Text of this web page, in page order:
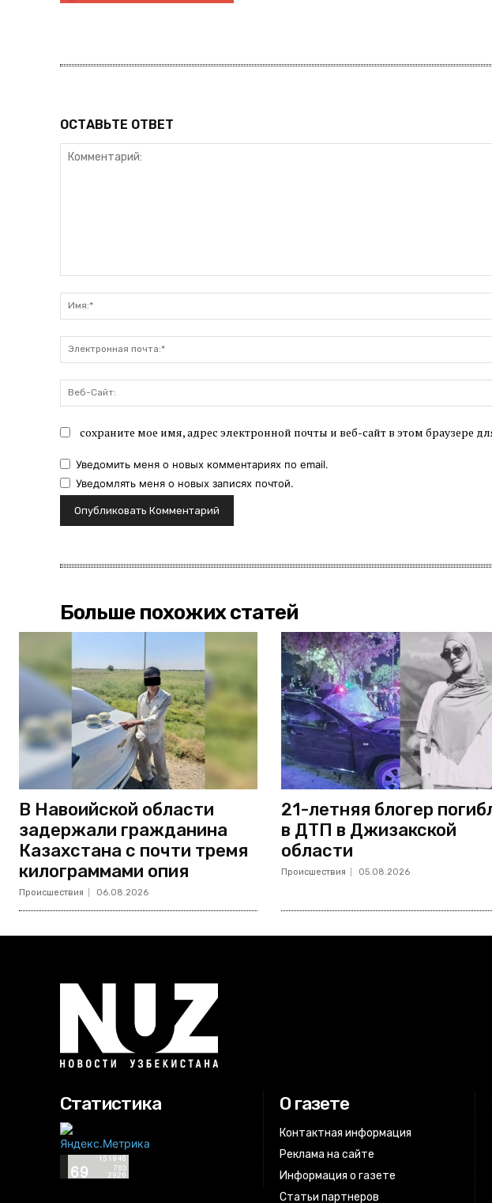
ОСТАВЬТЕ ОТВЕТ
сохраните мое имя, адрес электронной почты и веб-сайт в этом браузере
Уведомить меня о новых комментариях по email.
Уведомлять меня о новых записях почтой.
Больше похожих статей
В Навоийской области
задержали гражданина
Казахстана с почти тремя
килограммами опия
Происшествия 06.08.2026
21-летняя блогер
в ДТП в Джизакской
области
Происшествия 05.08.2026
Статистика О газете
Контактная информация
Реклама на сайте
Информация о газете
Статьи партнеров